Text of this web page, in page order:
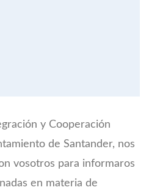
y Cooperación
de Santander, nos
vosotros para informaros
en materia de